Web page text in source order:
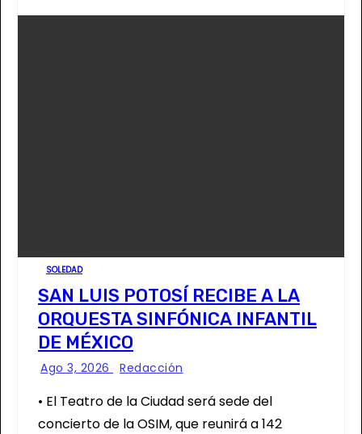
SOLEDAD
SAN LUIS POTOSÍ RECIBE A LA
ORQUESTA SINFÓNICA INFANTIL
DE MÉXICO
Ago 3, 2026 Redacción
• El Teatro de la Ciudad será sede del
concierto de la OSIM, que reunirá a 142